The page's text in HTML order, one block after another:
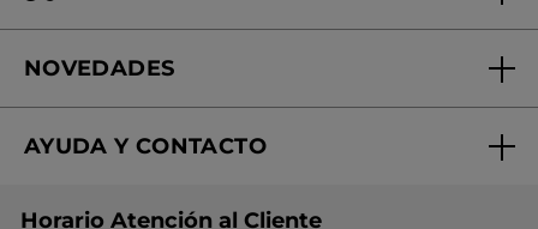
Mi club Yves Rocher
¿Quiénes somos?
Nuestros compromisos
NOVEDADES
Rebajas
AYUDA Y CONTACTO
Horario Atención al Cliente